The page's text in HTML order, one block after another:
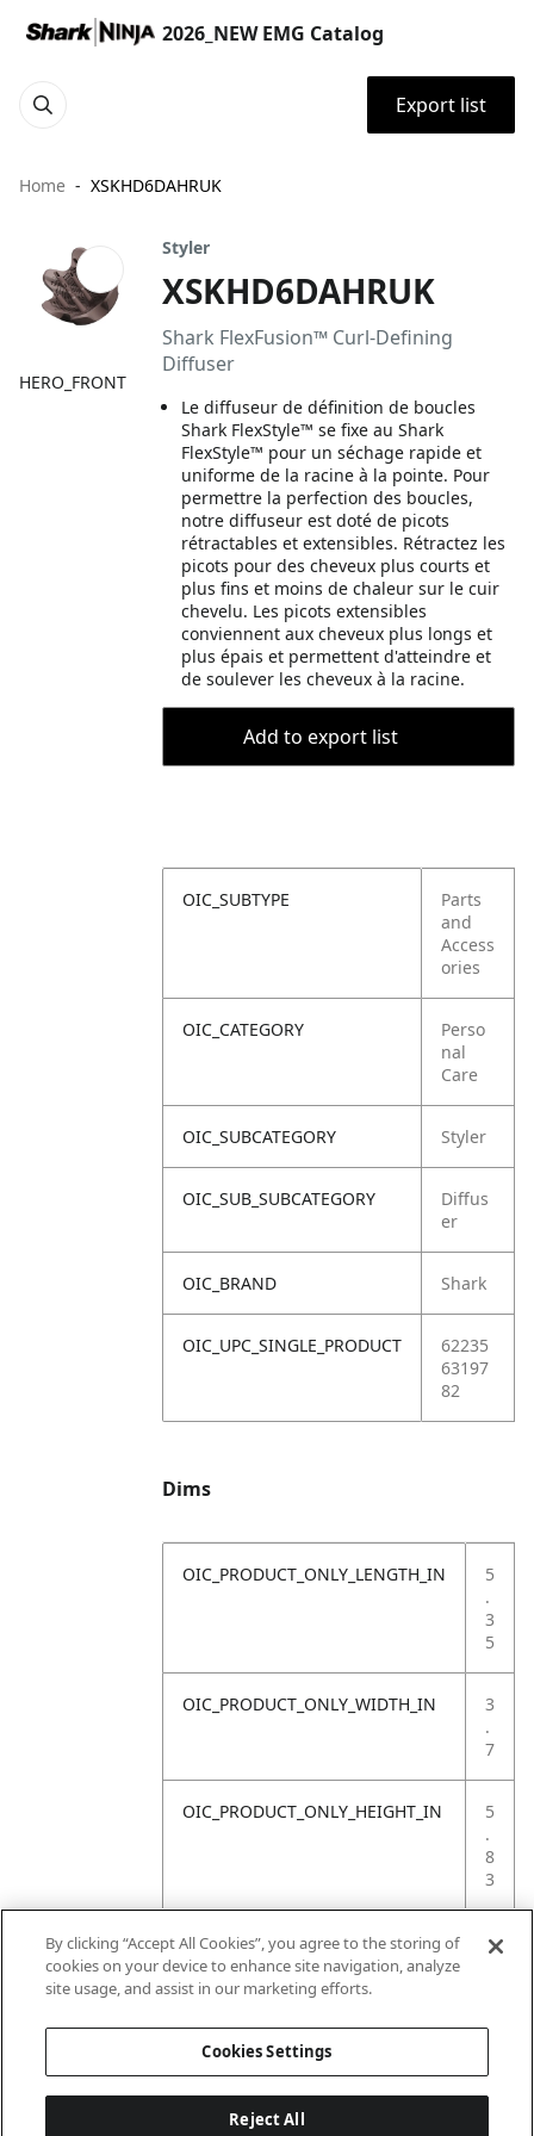
2026_NEW EMG Catalog
Export list
Home XSKHD6DAHRUK
HERO_FRONT
Styler
XSKHD6DAHRUK
Shark FlexFusion™ Curl-Defining
Diffuser
Le diffuseur de définition de boucles
Shark FlexStyle™ se fixe au Shark
FlexStyle™ pour un séchage rapide et
uniforme de la racine à la pointe. Pour
permettre la perfection des boucles,
notre diffuseur est doté de picots
rétractables et extensibles. Rétractez les
picots pour des cheveux plus courts et
plus fins et moins de chaleur sur le cuir
chevelu. Les picots extensibles
conviennent aux cheveux plus longs et
plus épais et permettent d'atteindre et
de soulever les cheveux à la racine.
Add to export list
OIC_SUBTYPE
Parts
and
Access
ories
OIC_CATEGORY
Perso
nal
Care
OIC_SUBCATEGORY Styler
OIC_SUB_SUBCATEGORY
Diffus
er
OIC_BRAND Shark
OIC_UPC_SINGLE_PRODUCT
62235
63197
82
Dims
OIC_PRODUCT_ONLY_LENGTH_IN
5
.
3
5
OIC_PRODUCT_ONLY_WIDTH_IN
3
.
7
OIC_PRODUCT_ONLY_HEIGHT_IN
5
.
8
3
OIC_PRODUCT_ONLY_WEIGHT_LB
0
By clicking “Accept All Cookies”, you agree to the storing of
cookies on your device to enhance site navigation, analyze
site usage, and assist in our marketing efforts.
Cookies Settings
Reject All